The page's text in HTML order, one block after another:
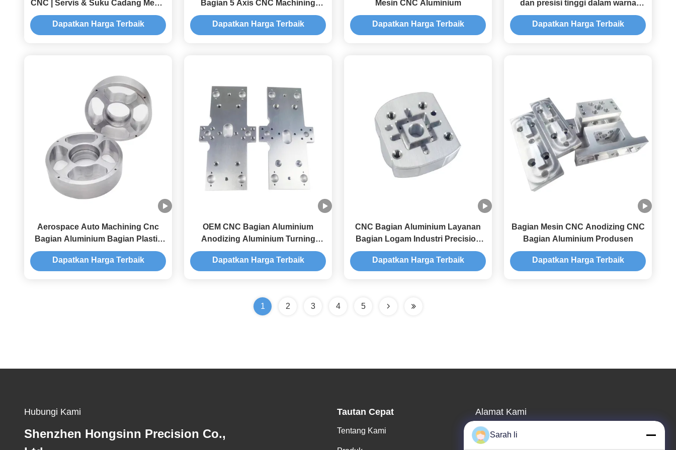
CNC | Servis & Suku Cadang Mesin
CNC Aluminium Presisi
Dapatkan Harga Terbaik
Bagian 5 Axis CNC Machining
Custom Aluminium
Dapatkan Harga Terbaik
Mesin CNC Aluminium
Dapatkan Harga Terbaik
dan presisi tinggi dalam warna
yang disesuaikan untuk layanan
pemesinan
Dapatkan Harga Terbaik
Aerospace Auto Machining Cnc
Bagian Aluminium Bagian Plastik
Metal Stamping Kit
Dapatkan Harga Terbaik
OEM CNC Bagian Aluminium
Anodizing Aluminium Turning
Bagian Mesin CNC
Dapatkan Harga Terbaik
CNC Bagian Aluminium Layanan
Bagian Logam Industri Precision
CNC Machining
Dapatkan Harga Terbaik
Bagian Mesin CNC Anodizing CNC
Bagian Aluminium Produsen
Dapatkan Harga Terbaik
1 2 3 4 5
Hubungi Kami
Shenzhen Hongsinn Precision Co.,
Tautan Cepat
Tentang Kami
Alamat Kami
Alamat perusahaan
Guangdong Shenzhen Baoan lantai 1 & 2, No. 3,
Sarah li